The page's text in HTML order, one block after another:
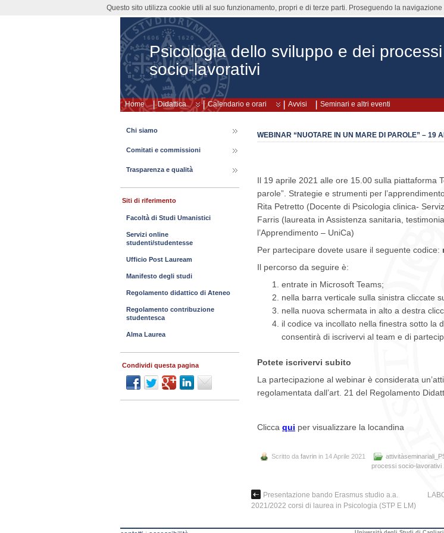
Psicologia dello sviluppo e dei processi
socio-lavorativi
Home Didattica Calendario e orari Avvisi Seminari e altri eventi
WEBINAR “NUOTARE IN UN MARE DI PAROLE” – 19
Il 19 aprile 2021 alle ore 15.00 sulla piattaforma
parole”. Strategie e strumenti per
Rita Petretto (Docente di Psicologia clinica-
Farris (laureata in Assistenza sanitaria,
l’Apprendimento – UniCa)
Per partecipare dovete usare il seguente codice:
Il percorso da seguire è:
entrate in Microsoft Teams;
nella barra verticale sulla sinistra cliccate
nella nuova schermata in alto a destra
il codice va incollato nella finestra sotto la
consentirà di iscrivervi al team e di
Potete iscrivervi subito
La partecipazione al webinar è considerata
regolamentata dall’art. 21 del Regolamento
Clicca qui per visualizzare la locandina
Scritto da favrin in 14 Aprile 2021
processi socio-lavorativi
Presentazione bando Erasmus studio a.a.
2021/2022 corsi di laurea in Psicologia (STP E LM)
Chi siamo
Comitati e commissioni
Trasparenza e qualità
Siti di riferimento
Facoltà di Studi Umanistici
Servizi online
studenti/studentesse
Ufficio Post Lauream
Manifesto degli studi
Regolamento didattico di Ateneo
Regolamento contribuzione
studentesca
Alma Laurea
Condividi questa pagina
Questo sito utilizza cookie utili al suo funzionamento, propri e di terze parti. Proseguendo la